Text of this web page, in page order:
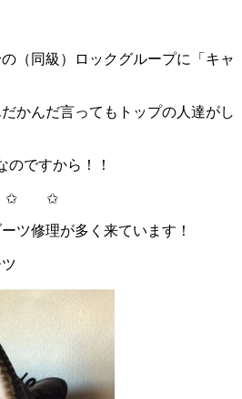
（同級）ロックグループに「キャ
かんだ言ってもトップの人達がし
ですから！！
✩
ツ修理が多く来ています！